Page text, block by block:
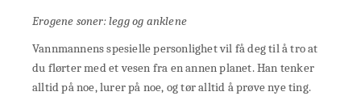
Erogene soner: legg og anklene
Vannmannens spesielle personlighet vil få deg til å tro at
du flørter med et vesen fra en annen planet. Han tenker
alltid på noe, lurer på noe, og tør alltid å prøve nye ting.